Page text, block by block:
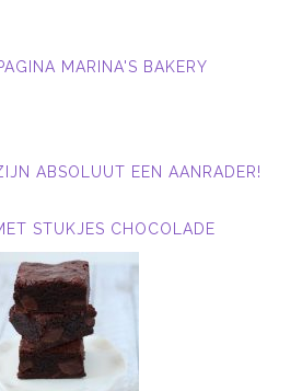
MARINA'S BAKERY
ABSOLUUT EEN AANRADER!
STUKJES CHOCOLADE